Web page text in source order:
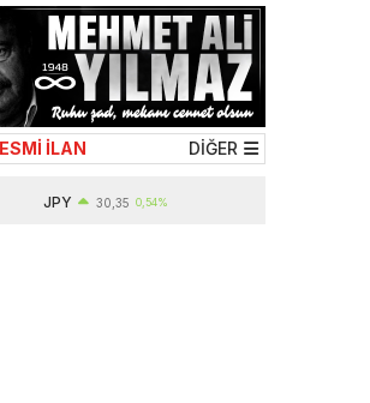
İLAN DİĞER
30,35 0,54%